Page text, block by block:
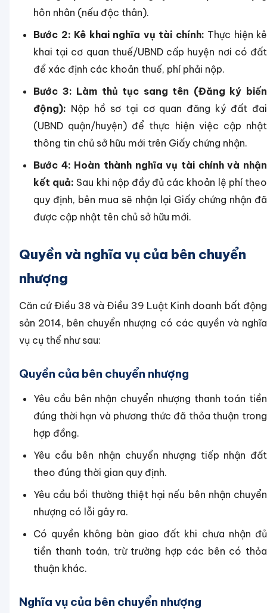
hôn nhân (nếu độc thân).
Bước 2: Kê khai nghĩa vụ tài chính: Thực hiện kê
khai tại cơ quan thuế/UBND cấp huyện nơi có đất
để xác định các khoản thuế, phí phải nộp.
Bước 3: Làm thủ tục sang tên (Đăng ký biến
động): Nộp hồ sơ tại cơ quan đăng ký đất đai
(UBND quận/huyện) để thực hiện việc cập nhật
thông tin chủ sở hữu mới trên Giấy chứng nhận.
Bước 4: Hoàn thành nghĩa vụ tài chính và nhận
kết quả: Sau khi nộp đầy đủ các khoản lệ phí theo
quy định, bên mua sẽ nhận lại Giấy chứng nhận đã
được cập nhật tên chủ sở hữu mới.
Quyền và nghĩa vụ của bên chuyển
nhượng
Căn cứ Điều 38 và Điều 39 Luật Kinh doanh bất động
sản 2014, bên chuyển nhượng có các quyền và nghĩa
vụ cụ thể như sau:
Quyền của bên chuyển nhượng
Yêu cầu bên nhận chuyển nhượng thanh toán tiền
đúng thời hạn và phương thức đã thỏa thuận trong
hợp đồng.
Yêu cầu bên nhận chuyển nhượng tiếp nhận đất
theo đúng thời gian quy định.
Yêu cầu bồi thường thiệt hại nếu bên nhận chuyển
nhượng có lỗi gây ra.
Có quyền không bàn giao đất khi chưa nhận đủ
tiền thanh toán, trừ trường hợp các bên có thỏa
thuận khác.
Nghĩa vụ của bên chuyển nhượng